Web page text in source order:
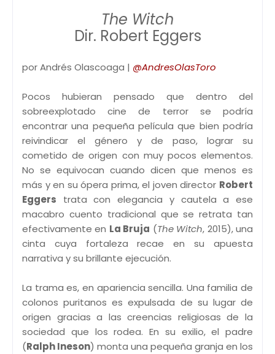
The Witch
Dir. Robert Eggers
por Andrés Olascoaga | @AndresOlasToro
Pocos hubieran pensado que dentro del
sobreexplotado cine de terror se podría
encontrar una pequeña película que bien podría
reivindicar el género y de paso, lograr su
cometido de origen con muy pocos elementos.
No se equivocan cuando dicen que menos es
más y en su ópera prima, el joven director Robert
Eggers trata con elegancia y cautela a ese
macabro cuento tradicional que se retrata tan
efectivamente en La Bruja (The Witch, 2015), una
cinta cuya fortaleza recae en su apuesta
narrativa y su brillante ejecución.
La trama es, en apariencia sencilla. Una familia de
colonos puritanos es expulsada de su lugar de
origen gracias a las creencias religiosas de la
sociedad que los rodea. En su exilio, el padre
(Ralph Ineson) monta una pequeña granja en los